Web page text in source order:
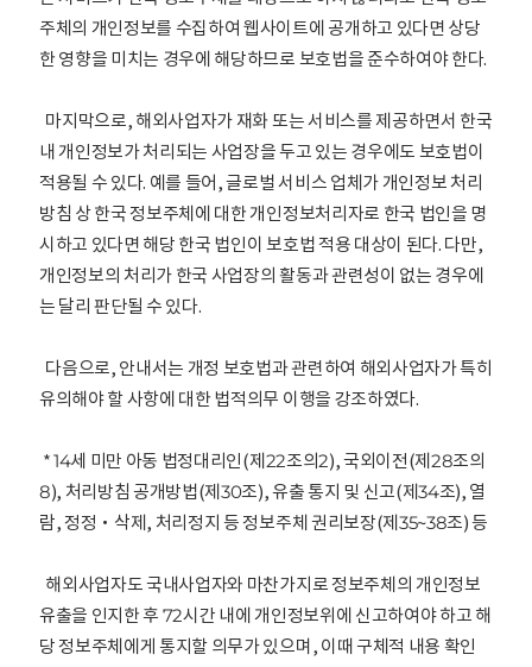
주체의 개인정보를 수집하여 웹사이트에 공개하고 있다면 상당
한 영향을 미치는 경우에 해당하므로 보호법을 준수하여야 한다.
마지막으로, 해외사업자가 재화 또는 서비스를 제공하면서 한국
내 개인정보가 처리되는 사업장을 두고 있는 경우에도 보호법이
적용될 수 있다. 예를 들어, 글로벌 서비스 업체가 개인정보 처리
방침 상 한국 정보주체에 대한 개인정보처리자로 한국 법인을 명
시하고 있다면 해당 한국 법인이 보호법 적용 대상이 된다. 다만,
개인정보의 처리가 한국 사업장의 활동과 관련성이 없는 경우에
는 달리 판단될 수 있다.
다음으로, 안내서는 개정 보호법과 관련하여 해외사업자가 특히
유의해야 할 사항에 대한 법적의무 이행을 강조하였다.
* 14세 미만 아동 법정대리인(제22조의2), 국외이전(제28조의
8), 처리방침 공개방법(제30조), 유출 통지 및 신고(제34조), 열
람, 정정‧삭제, 처리정지 등 정보주체 권리보장(제35~38조) 등
해외사업자도 국내사업자와 마찬가지로 정보주체의 개인정보
유출을 인지한 후 72시간 내에 개인정보위에 신고하여야 하고 해
당 정보주체에게 통지할 의무가 있으며, 이때 구체적 내용 확인